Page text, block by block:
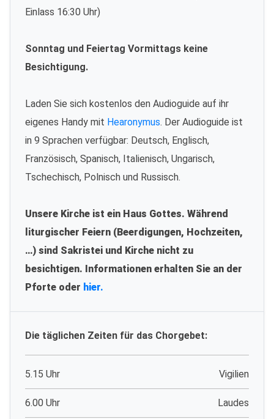
Einlass 16:30 Uhr)
Sonntag und Feiertag Vormittags keine
Besichtigung.
Laden Sie sich kostenlos den Audioguide auf ihr
eigenes Handy mit Hearonymus. Der Audioguide ist
in 9 Sprachen verfügbar: Deutsch, Englisch,
Französisch, Spanisch, Italienisch, Ungarisch,
Tschechisch, Polnisch und Russisch.
Unsere Kirche ist ein Haus Gottes. Während
liturgischer Feiern (Beerdigungen, Hochzeiten,
…) sind Sakristei und Kirche nicht zu
besichtigen. Informationen erhalten Sie an der
Pforte oder hier.
Die täglichen Zeiten für das Chorgebet:
5.15 Uhr Vigilien
6.00 Uhr Laudes